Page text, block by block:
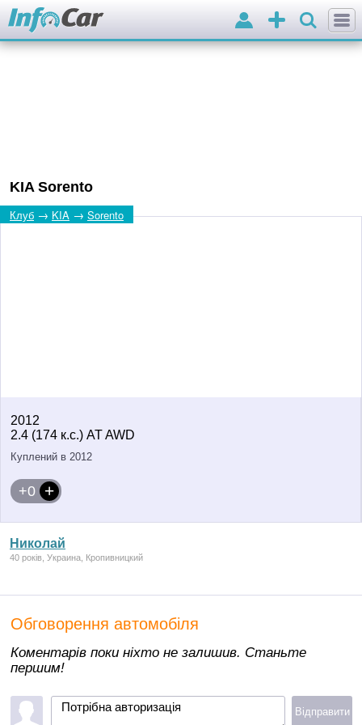
Додати
оголошення
Вхід
KIA Sorento
Клуб → KIA → Sorento
2012
2.4 (174 к.с.) AT AWD
Куплений в 2012
+0
Николай
40 років, Украина, Кропивницкий
Обговорення автомобіля
Коментарів поки ніхто не залишив. Станьте
першим!
Потрібна авторизація Відправити